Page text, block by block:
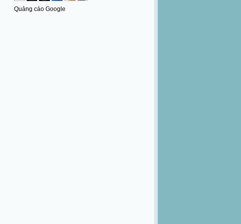
Quảng cáo Google